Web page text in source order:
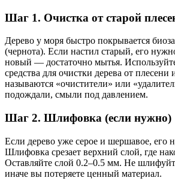
Шаг 1. Очистка от старой
Дерево у моря быстро покрывается
(чернота). Если настил старый, его
новый — достаточно мытья.
средства для очистки дерева от плесени
называются «очистители» или
подождали, смыли под давлением.
Шаг 2. Шлифовка (если нужно)
Если дерево уже серое и шершавое, его
Шлифовка срезает верхний слой, где
Оставляйте слой 0.2–0.5 мм. Не
иначе вы потеряете ценный материал.